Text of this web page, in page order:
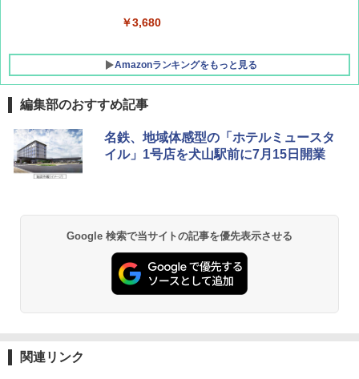
￥-
￥3,680
Amazonランキングをもっと見る
編集部のおすすめ記事
名鉄、地域体感型の「ホテルミュースタ
イル」1号店を犬山駅前に7月15日開業
Google 検索で当サイトの記事を優先表示させる
関連リンク